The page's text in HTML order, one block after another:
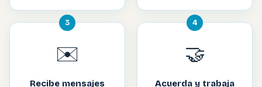
3
✉️
Recibe mensajes
4
🤝
Acuerda y trabaja